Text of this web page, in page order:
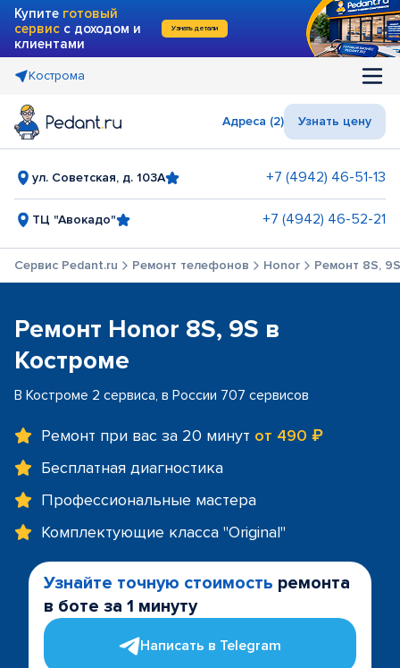
Купите готовый
сервис с доходом и
клиентами
Узнать детали
Кострома
Адреса (2) Узнать цену
ул. Советская, д. 103А +7 (4942) 46-51-13
ТЦ "Авокадо" +7 (4942) 46-52-21
Сервис Pedant.ru Ремонт телефонов Honor Ремонт 8S, 9S
Ремонт Honor 8S, 9S в
Костроме
В Костроме 2 сервиса, в России 707 сервисов
Ремонт при вас за 20 минут от 490 ₽
Бесплатная диагностика
Профессиональные мастера
Комплектующие класса "Original"
Узнайте точную стоимость ремонта
в боте за 1 минуту
Написать в Telegram